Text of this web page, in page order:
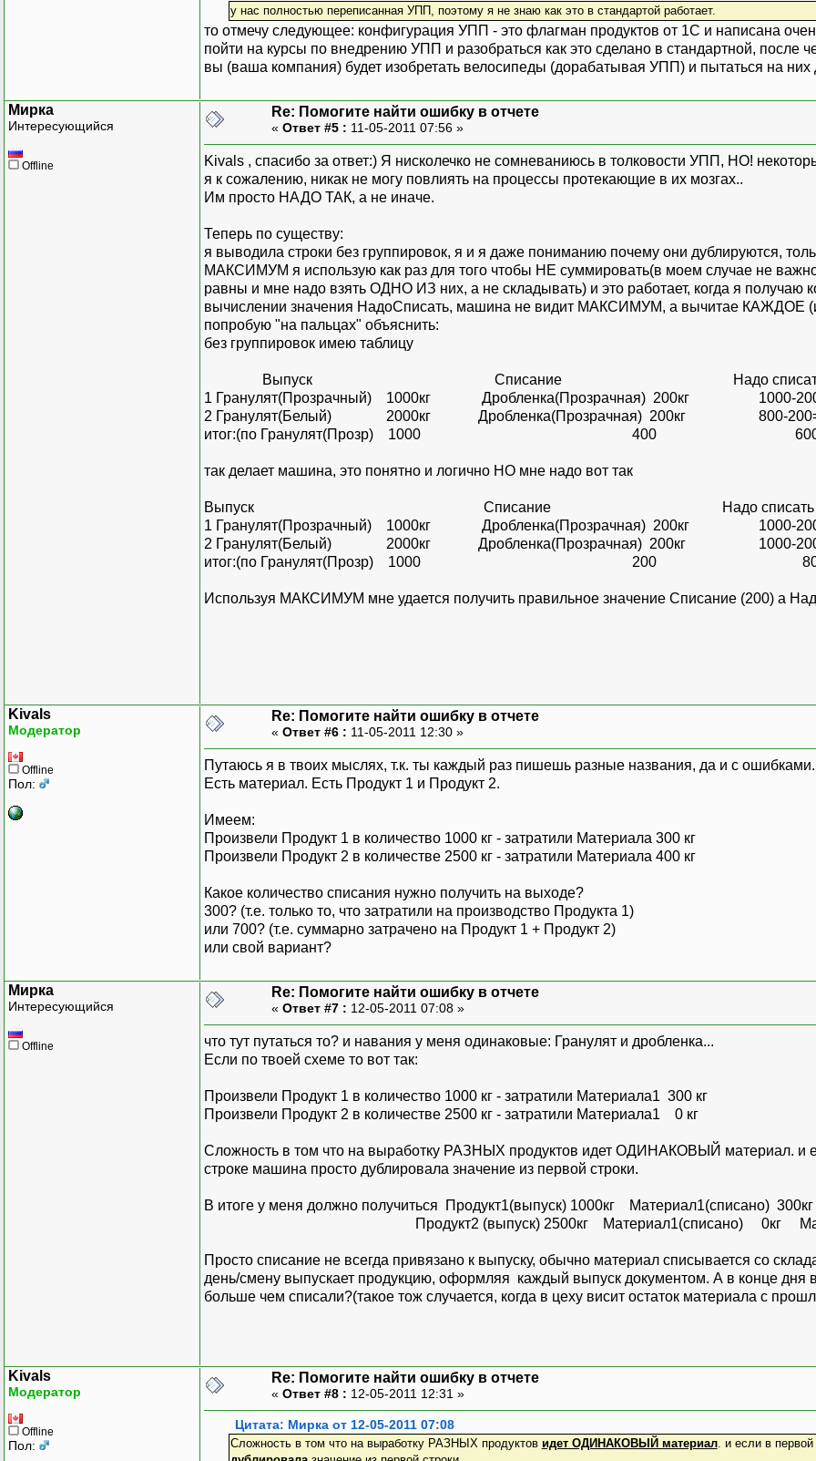
у нас полностью переписанная УПП, поэтому я не знаю как это в стандартой работает.
то отмечу следующее: конфигурация УПП - это флагман продуктов от 1С и написана
пойти на курсы по внедрению УПП и разобраться как это сделано в стандартной, после
вы (ваша компания) будет изобретать велосипеды (дорабатывая УПП) и пытаться на них
Мирка
Интересующийся
Offline
Re: Помогите найти ошибку в отчете
« Ответ #5 : 11-05-2011 07:56 »
Kivals , спасибо за ответ:) Я нисколечко не сомневаниюсь в толковости УПП, НО!
я к сожалению, никак не могу повлиять на процессы протекающие в их мозгах..
Им просто НАДО ТАК, а не иначе.
Теперь по существу:
я выводила строки без группировок, я и я даже пониманию почему они дублируются,
МАКСИМУМ я использую как раз для того чтобы НЕ суммировать(в моем случае не
равны и мне надо взять ОДНО ИЗ них, а не складывать) и это работает, когда я получаю
вычислении значения НадоСписать, машина не видит МАКСИМУМ, а вычитае КАЖДОЕ
попробую "на пальцах" объяснить:
без группировок имею таблицу
Выпуск Списание Надо
1 Гранулят(Прозрачный) 1000кг Дробленка(Прозрачная) 200кг 1000-
2 Гранулят(Белый) 2000кг Дробленка(Прозрачная) 200кг 800-
итог:(по Гранулят(Прозр) 1000 400
так делает машина, это понятно и логично НО мне надо вот так
Выпуск Списание Надо
1 Гранулят(Прозрачный) 1000кг Дробленка(Прозрачная) 200кг 1000-
2 Гранулят(Белый) 2000кг Дробленка(Прозрачная) 200кг 1000-
итог:(по Гранулят(Прозр) 1000 200
Используя МАКСИМУМ мне удается получить правильное значение Списание (200) а
Kivals
Модератор
Offline
Пол:
Re: Помогите найти ошибку в отчете
« Ответ #6 : 11-05-2011 12:30 »
Путаюсь я в твоих мыслях, т.к. ты каждый раз пишешь разные названия, да и с
Есть материал. Есть Продукт 1 и Продукт 2.
Имеем:
Произвели Продукт 1 в количество 1000 кг - затратили Материала 300 кг
Произвели Продукт 2 в количестве 2500 кг - затратили Материала 400 кг
Какое количество списания нужно получить на выходе?
300? (т.е. только то, что затратили на производство Продукта 1)
или 700? (т.е. суммарно затрачено на Продукт 1 + Продукт 2)
или свой вариант?
Мирка
Интересующийся
Offline
Re: Помогите найти ошибку в отчете
« Ответ #7 : 12-05-2011 07:08 »
что тут путаться то? и навания у меня одинаковые: Гранулят и дробленка...
Если по твоей схеме то вот так:
Произвели Продукт 1 в количество 1000 кг - затратили Материала1 300 кг
Произвели Продукт 2 в количестве 2500 кг - затратили Материала1 0 кг
Сложность в том что на выработку РАЗНЫХ продуктов идет ОДИНАКОВЫЙ материал. и
строке машина просто дублировала значение из первой строки.
В итоге у меня должно получиться Продукт1(выпуск) 1000кг Материал1(списано)
Продукт2 (выпуск) 2500кг Материал1(списано) 0кг
Просто списание не всегда привязано к выпуску, обычно материал списывается со
день/смену выпускает продукцию, оформляя каждый выпуск документом. А в конце дня
больше чем списали?(такое тож случается, когда в цеху висит остаток материала с
Kivals
Модератор
Offline
Пол:
Re: Помогите найти ошибку в отчете
« Ответ #8 : 12-05-2011 12:31 »
Цитата: Мирка от 12-05-2011 07:08
Сложность в том что на выработку РАЗНЫХ продуктов идет ОДИНАКОВЫЙ материал. и если в первой